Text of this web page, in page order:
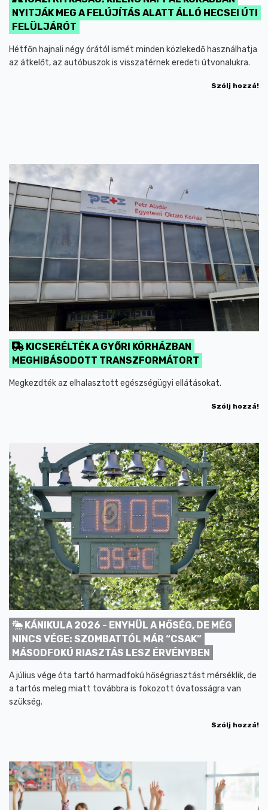
NYITJÁK MEG A FELÚJÍTÁS ALATT ÁLLÓ HECSEI ÚTI
FELÜLJÁRÓT
Hétfőn hajnali négy órától ismét minden közlekedő használhatja
az átkelőt, az autóbuszok is visszatérnek eredeti útvonalukra.
Szólj hozzá!
KICSERÉLTÉK A GYŐRI KÓRHÁZBAN
MEGHIBÁSODOTT TRANSZFORMÁTORT
Megkezdték az elhalasztott egészségügyi ellátásokat.
Szólj hozzá!
KÁNIKULA 2026 - ENYHÜL A HŐSÉG, DE MÉG
NINCS VÉGE: SZOMBATTÓL MÁR “CSAK”
MÁSODFOKÚ RIASZTÁS LESZ ÉRVÉNYBEN
A július vége óta tartó harmadfokú hőségriasztást mérséklik, de
a tartós meleg miatt továbbra is fokozott óvatosságra van
szükség.
Szólj hozzá!